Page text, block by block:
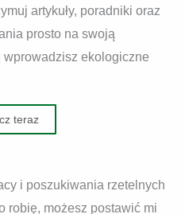
artykuły, poradniki oraz
prosto na swoją
wprowadzisz ekologiczne
teraz
i poszukiwania rzetelnych
robię, możesz postawić mi